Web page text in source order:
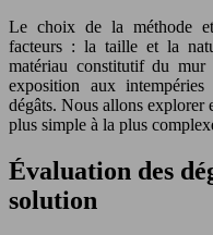
Le choix de la méthode
facteurs : la taille et la
matériau constitutif du mur
exposition aux
dégâts. Nous allons explorer
plus simple à la plus
Évaluation des
solution